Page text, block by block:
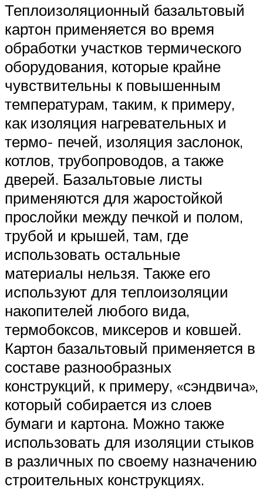
Теплоизоляционный базальтовый
картон применяется во время
обработки участков термического
оборудования, которые крайне
чувствительны к повышенным
температурам, таким, к примеру,
как изоляция нагревательных и
термо- печей, изоляция заслонок,
котлов, трубопроводов, а также
дверей. Базальтовые листы
применяются для жаростойкой
прослойки между печкой и полом,
трубой и крышей, там, где
использовать остальные
материалы нельзя. Также его
используют для теплоизоляции
накопителей любого вида,
термобоксов, миксеров и ковшей.
Картон базальтовый применяется в
составе разнообразных
конструкций, к примеру, «сэндвича»,
который собирается из слоев
бумаги и картона. Можно также
использовать для изоляции стыков
в различных по своему назначению
строительных конструкциях.